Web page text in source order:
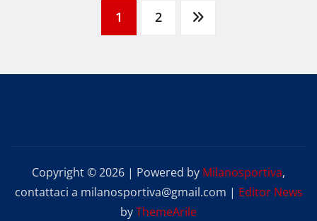
Paginazione
1 2
Copyright © 2026 | Powered by Milanosportiva,
contattaci a milanosportiva@gmail.com | Editor News
byThemeArile